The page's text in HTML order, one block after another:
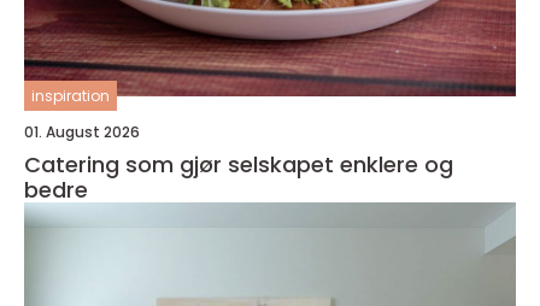
inspiration
01. August 2026
Catering som gjør selskapet enklere og
bedre